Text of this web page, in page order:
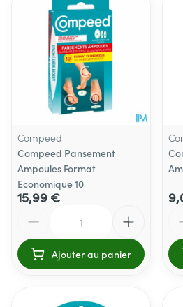
Compeed
Compeed Pansement
Ampoules Format
Economique 10
15,99 €
Ajouter au panier